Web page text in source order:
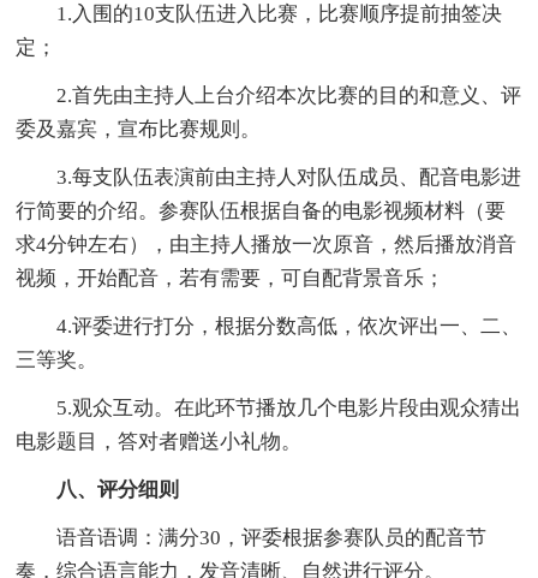
1.入围的10支队伍进入比赛，比赛顺序提前抽签决
定；
2.首先由主持人上台介绍本次比赛的目的和意义、评
委及嘉宾，宣布比赛规则。
3.每支队伍表演前由主持人对队伍成员、配音电影进
行简要的介绍。参赛队伍根据自备的电影视频材料（要
求4分钟左右），由主持人播放一次原音，然后播放消音
视频，开始配音，若有需要，可自配背景音乐；
4.评委进行打分，根据分数高低，依次评出一、二、
三等奖。
5.观众互动。在此环节播放几个电影片段由观众猜出
电影题目，答对者赠送小礼物。
八、评分细则
语音语调：满分30，评委根据参赛队员的配音节
奏，综合语言能力，发音清晰、自然进行评分。